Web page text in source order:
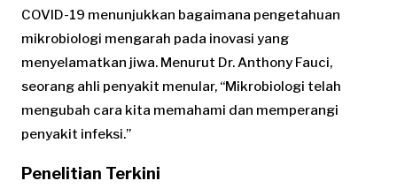
COVID-19 menunjukkan bagaimana pengetahuan
mikrobiologi mengarah pada inovasi yang
menyelamatkan jiwa. Menurut Dr. Anthony Fauci,
seorang ahli penyakit menular, “Mikrobiologi telah
mengubah cara kita memahami dan memperangi
penyakit infeksi.”
Penelitian Terkini